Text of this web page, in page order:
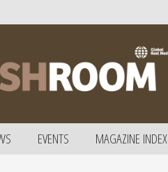
EVENTS MAGAZINE INDEX